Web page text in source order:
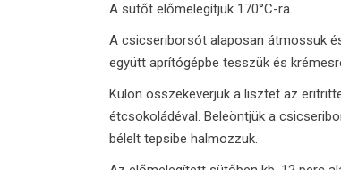
A sütőt előmelegítjük 170°C-ra.
A csicseriborsót alaposan átmossuk
együtt aprítógépbe tesszük és
Külön összekeverjük a lisztet az
étcsokoládéval. Beleöntjük a
bélelt tepsibe halmozzuk.